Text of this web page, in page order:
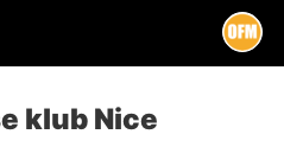
klub Nice